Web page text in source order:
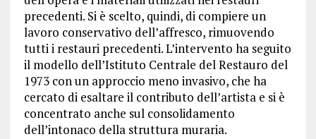
precedenti. Si è scelto, quindi, di compiere un
lavoro conservativo dell’affresco, rimuovendo
tutti i restauri precedenti. L’intervento ha seguito
il modello dell’Istituto Centrale del Restauro del
1973 con un approccio meno invasivo, che ha
cercato di esaltare il contributo dell’artista e si è
concentrato anche sul consolidamento
dell’intonaco della struttura muraria.